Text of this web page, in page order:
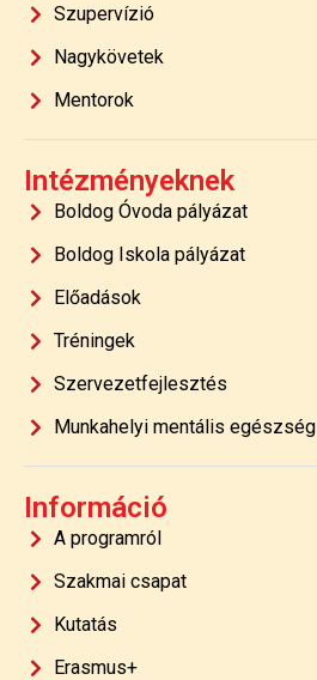
Szupervízió
Nagykövetek
Mentorok
Intézményeknek
Boldog Óvoda pályázat
Boldog Iskola pályázat
Előadások
Tréningek
Szervezetfejlesztés
Munkahelyi mentális egészség
Információ
A programról
Szakmai csapat
Kutatás
Erasmus+